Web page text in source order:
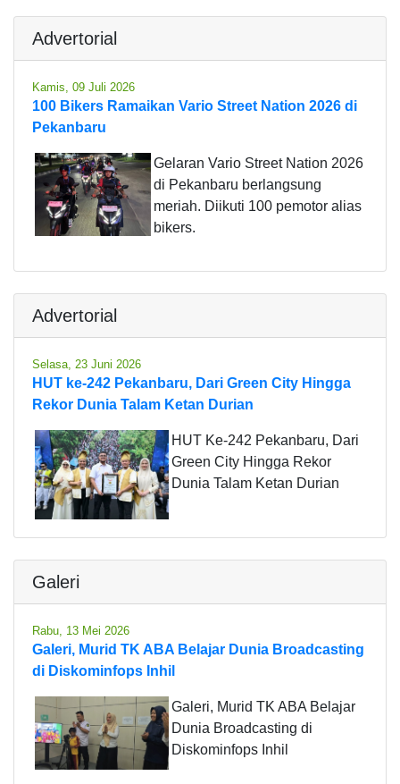
Advertorial
Kamis, 09 Juli 2026
100 Bikers Ramaikan Vario Street Nation 2026 di
Pekanbaru
Gelaran Vario Street Nation 2026
di Pekanbaru berlangsung
meriah. Diikuti 100 pemotor alias
bikers.
Advertorial
Selasa, 23 Juni 2026
HUT ke-242 Pekanbaru, Dari Green City Hingga
Rekor Dunia Talam Ketan Durian
HUT Ke-242 Pekanbaru, Dari
Green City Hingga Rekor
Dunia Talam Ketan Durian
Galeri
Rabu, 13 Mei 2026
Galeri, Murid TK ABA Belajar Dunia Broadcasting
di Diskominfops Inhil
Galeri, Murid TK ABA Belajar
Dunia Broadcasting di
Diskominfops Inhil